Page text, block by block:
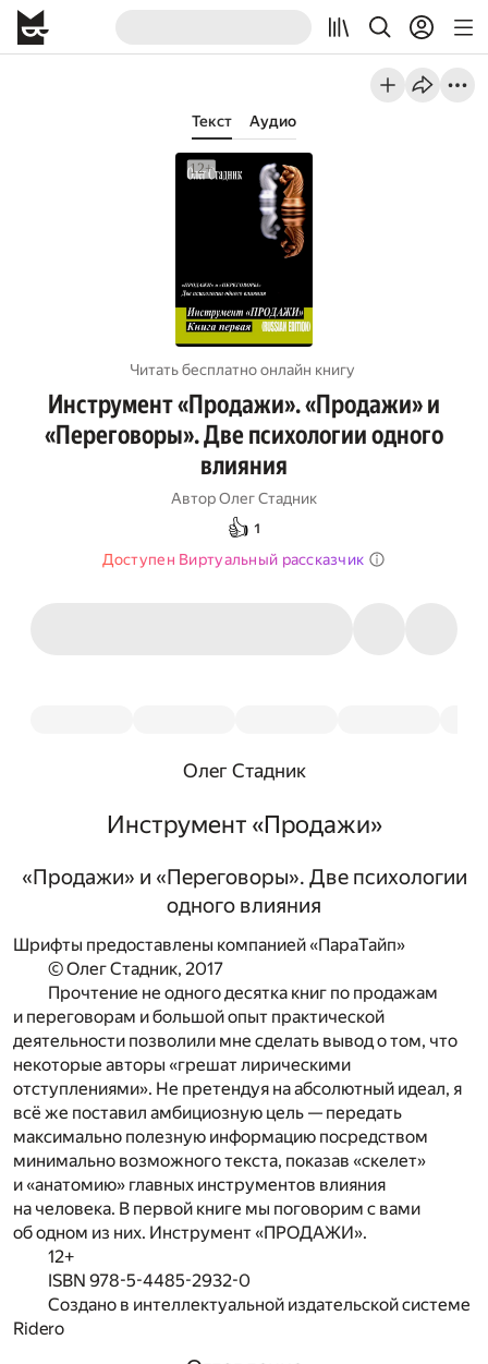
Текст Аудио
Читать бесплатно онлайн книгу
Инструмент «Продажи». «Продажи» и
«Переговоры». Две психологии одного
влияния
АвторОлег Стадник
👍 1
Доступен Виртуальный рассказчик
Олег Стадник
Инструмент «Продажи»
«Продажи» и «Переговоры». Две психологии
одного влияния
Шрифты предоставлены компанией «ПараТайп»
© Олег Стадник, 2017
Прочтение не одного десятка книг по продажам
и переговорам и большой опыт практической
деятельности позволили мне сделать вывод о том, что
некоторые авторы «грешат лирическими
отступлениями». Не претендуя на абсолютный идеал, я
всё же поставил амбициозную цель — передать
максимально полезную информацию посредством
минимально возможного текста, показав «скелет»
и «анатомию» главных инструментов влияния
на человека. В первой книге мы поговорим с вами
об одном из них. Инструмент «ПРОДАЖИ».
12+
ISBN 978-5-4485-2932-0
Создано в интеллектуальной издательской системе
Ridero